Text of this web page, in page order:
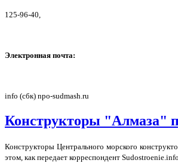
125-96-40,
Электронная почта:
info (сбк) npo-sudmash.ru
Конструкторы "Алмаза"
Конструкторы Центрального морского
этом, как передает корреспондент